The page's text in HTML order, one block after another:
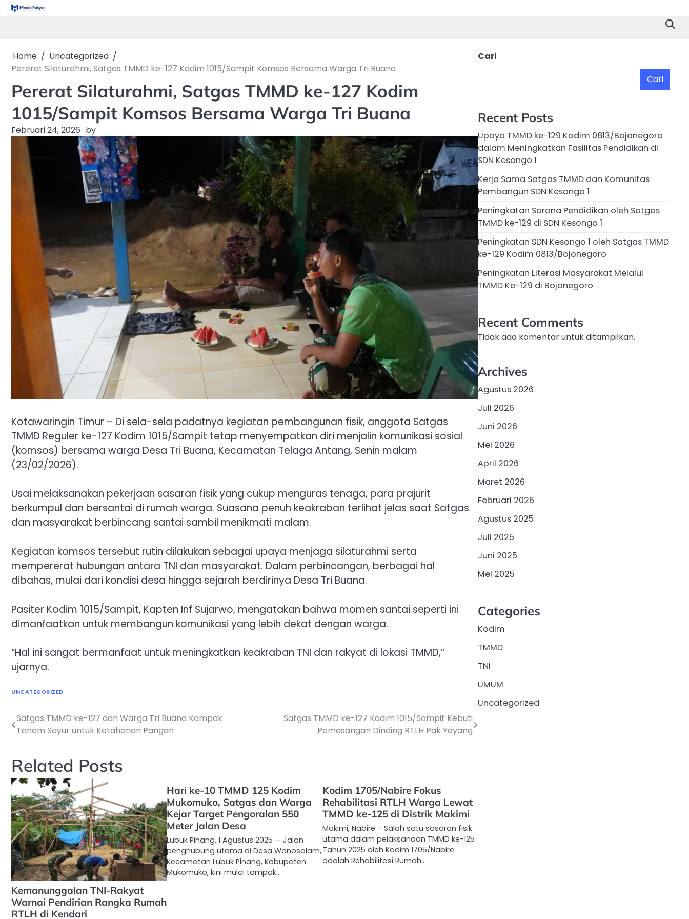
Skip
Home
Uncategorized
Pererat Silaturahmi, Satgas TMMD ke-127 Kodim 1015/Sampit Komsos Bersama Warga Tri Buana
Pererat Silaturahmi, Satgas TMMD ke-127 Kodim
1015/Sampit Komsos Bersama Warga Tri Buana
Februari 24, 2026 by
Kotawaringin Timur – Di sela-sela padatnya kegiatan pembangunan fisik, anggota Satgas
TMMD Reguler ke-127 Kodim 1015/Sampit tetap menyempatkan diri menjalin komunikasi sosial
(komsos) bersama warga Desa Tri Buana, Kecamatan Telaga Antang, Senin malam
(23/02/2026).
Usai melaksanakan pekerjaan sasaran fisik yang cukup menguras tenaga, para prajurit
berkumpul dan bersantai di rumah warga. Suasana penuh keakraban terlihat jelas saat Satgas
dan masyarakat berbincang santai sambil menikmati malam.
Kegiatan komsos tersebut rutin dilakukan sebagai upaya menjaga silaturahmi serta
mempererat hubungan antara TNI dan masyarakat. Dalam perbincangan, berbagai hal
dibahas, mulai dari kondisi desa hingga sejarah berdirinya Desa Tri Buana.
Pasiter Kodim 1015/Sampit, Kapten Inf Sujarwo, mengatakan bahwa momen santai seperti ini
dimanfaatkan untuk membangun komunikasi yang lebih dekat dengan warga.
“Hal ini sangat bermanfaat untuk meningkatkan keakraban TNI dan rakyat di lokasi TMMD,”
ujarnya.
UNCATEGORIZED
Navigasi
Satgas TMMD ke-127 dan Warga Tri Buana Kompak
Tanam Sayur untuk Ketahanan Pangan
Satgas TMMD ke-127 Kodim 1015/Sampit Kebuti
Pemasangan Dinding RTLH Pak Yayang
Related Posts
Kemanunggalan TNI-Rakyat
Warnai Pendirian Rangka Rumah
RTLH di Kendari
Hari ke-10 TMMD 125 Kodim
Mukomuko, Satgas dan Warga
Kejar Target Pengoralan 550
Meter Jalan Desa
Lubuk Pinang, 1 Agustus 2025 — Jalan
penghubung utama di Desa Wonosalam,
Kecamatan Lubuk Pinang, Kabupaten
Mukomuko, kini mulai tampak…
Kodim 1705/Nabire Fokus
Rehabilitasi RTLH Warga Lewat
TMMD ke-125 di Distrik Makimi
Makimi, Nabire – Salah satu sasaran fisik
utama dalam pelaksanaan TMMD ke-125
Tahun 2025 oleh Kodim 1705/Nabire
adalah Rehabilitasi Rumah…
Cari
Cari
Recent Posts
Upaya TMMD ke-129 Kodim 0813/Bojonegoro
dalam Meningkatkan Fasilitas Pendidikan di
SDN Kesongo 1
Kerja Sama Satgas TMMD dan Komunitas
Pembangun SDN Kesongo 1
Peningkatan Sarana Pendidikan oleh Satgas
TMMD ke-129 di SDN Kesongo 1
Peningkatan SDN Kesongo 1 oleh Satgas TMMD
ke-129 Kodim 0813/Bojonegoro
Peningkatan Literasi Masyarakat Melalui
TMMD Ke-129 di Bojonegoro
Recent Comments
Tidak ada komentar untuk ditampilkan.
Archives
Agustus 2026
Juli 2026
Juni 2026
Mei 2026
April 2026
Maret 2026
Februari 2026
Agustus 2025
Juli 2025
Juni 2025
Mei 2025
Categories
Kodim
TMMD
TNI
UMUM
Uncategorized